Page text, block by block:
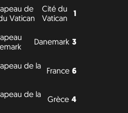
Cité du
Vatican
1
Danemark 3
France 6
Grèce 4